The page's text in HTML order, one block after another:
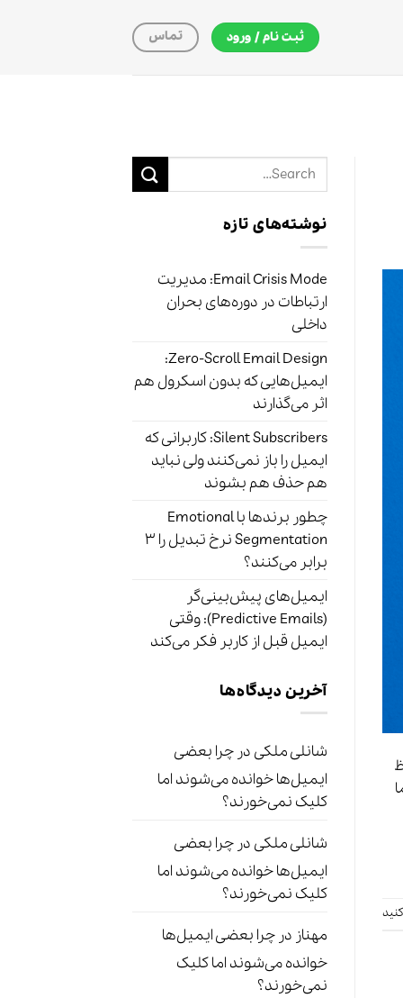
ثبت نام / ورود تماس
نوشته‌های تازه
Email Crisis Mode: مدیریت
ارتباطات در دوره‌های بحران
داخلی
Zero-Scroll Email Design:
ایمیل‌هایی که بدون اسکرول هم
اثر می‌گذارند
Silent Subscribers: کاربرانی که
ایمیل را باز نمی‌کنند ولی نباید
هم حذف هم بشوند
چطور برندها با Emotional
Segmentation نرخ تبدیل را ۳
برابر می‌کنند؟
ایمیل‌های پیش‌بینی‌گر
(Predictive Emails): وقتی
ایمیل قبل از کاربر فکر می‌کند
آخرین دیدگاه‌ها
شانلی ملکی درچرا بعضی
ایمیل‌ها خوانده می‌شوند اما
کلیک نمی‌خورند؟
شانلی ملکی درچرا بعضی
ایمیل‌ها خوانده می‌شوند اما
کلیک نمی‌خورند؟
مهناز درچرا بعضی ایمیل‌ها
خوانده می‌شوند اما کلیک
نمی‌خورند؟